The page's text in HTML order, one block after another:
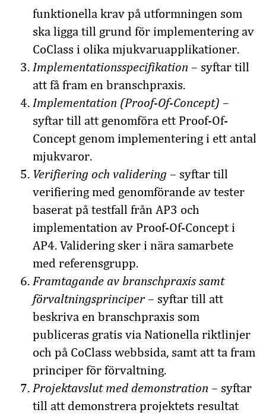
funktionella krav på utformningen som
ska ligga till grund för implementering av
CoClass i olika mjukvaruapplikationer.
Implementationsspecifikation – syftar till
att få fram en branschpraxis.
Implementation (Proof-Of-Concept) –
syftar till att genomföra ett Proof-Of-
Concept genom implementering i ett antal
mjukvaror.
Verifiering och validering – syftar till
verifiering med genomförande av tester
baserat på testfall från AP3 och
implementation av Proof-Of-Concept i
AP4. Validering sker i nära samarbete
med referensgrupp.
Framtagande av branschpraxis samt
förvaltningsprinciper – syftar till att
beskriva en branschpraxis som
publiceras gratis via Nationella riktlinjer
och på CoClass webbsida, samt att ta fram
principer för förvaltning.
Projektavslut med demonstration – syftar
till att demonstrera projektets resultat